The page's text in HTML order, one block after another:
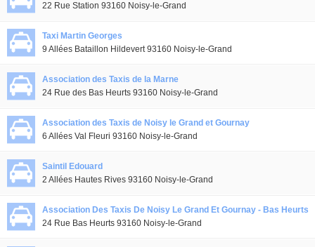
22 Rue Station 93160 Noisy-le-Grand
Taxi Martin Georges
9 Allées Bataillon Hildevert 93160 Noisy-le-Grand
Association des Taxis de la Marne
24 Rue des Bas Heurts 93160 Noisy-le-Grand
Association des Taxis de Noisy le Grand et Gournay
6 Allées Val Fleuri 93160 Noisy-le-Grand
Saintil Edouard
2 Allées Hautes Rives 93160 Noisy-le-Grand
Association Des Taxis De Noisy Le Grand Et Gournay - Bas Heurts
24 Rue Bas Heurts 93160 Noisy-le-Grand